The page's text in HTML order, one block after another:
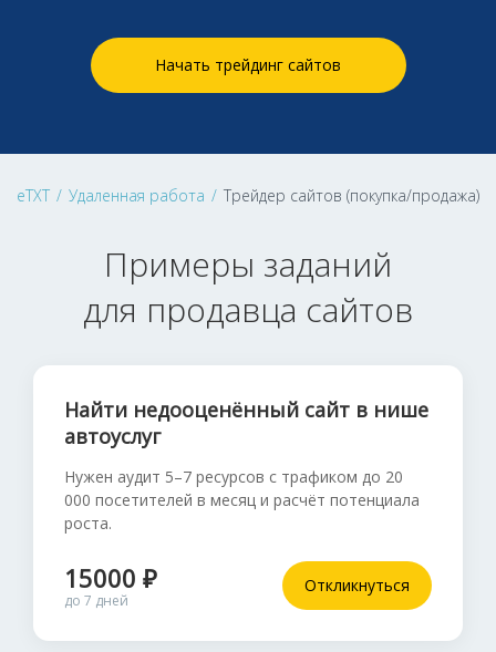
Начать трейдинг сайтов
eTXT / Удаленная работа / Трейдер сайтов (покупка/продажа)
Примеры заданий
для продавца сайтов
Найти недооценённый сайт в нише
автоуслуг
Нужен аудит 5–7 ресурсов с трафиком до 20
000 посетителей в месяц и расчёт потенциала
роста.
15000 ₽
до 7 дней
Откликнуться